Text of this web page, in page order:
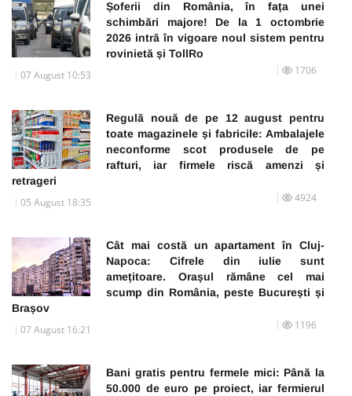
Șoferii din România, în fața unei
schimbări majore! De la 1 octombrie
2026 intră în vigoare noul sistem pentru
rovinietă și TollRo
07 August 10:53 1706
Regulă nouă de pe 12 august pentru
toate magazinele și fabricile: Ambalajele
neconforme scot produsele de pe
rafturi, iar firmele riscă amenzi și
retrageri
05 August 18:35 4924
Cât mai costă un apartament în Cluj-
Napoca: Cifrele din iulie sunt
amețitoare. Orașul rămâne cel mai
scump din România, peste București și
Brașov
07 August 16:21 1196
Bani gratis pentru fermele mici: Până la
50.000 de euro pe proiect, iar fermierul